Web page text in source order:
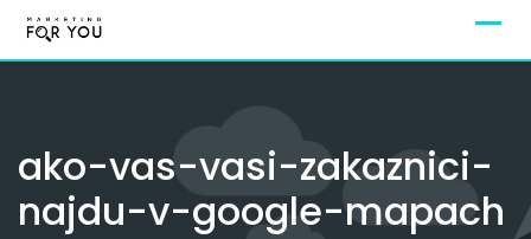
ako-vas-vasi-zakaznici-
najdu-v-google-mapach